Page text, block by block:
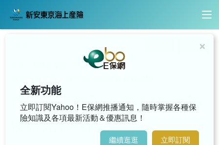
影音搜尋
汽車 >
買對汽車駕駛人傷害險 才能
獲得完整保障
×
全新功能
立即訂閱Yahoo！E保網推播通知，隨時掌握各種保
險知識及各項最新活動＆優惠訊息！
繼續逛逛 立即訂閱